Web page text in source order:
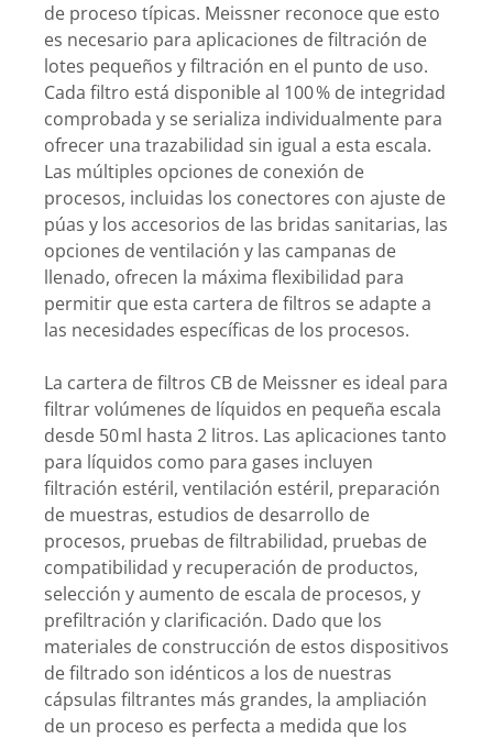
de proceso típicas. Meissner reconoce que esto
es necesario para aplicaciones de filtración de
lotes pequeños y filtración en el punto de uso.
Cada filtro está disponible al 100 % de integridad
comprobada y se serializa individualmente para
ofrecer una trazabilidad sin igual a esta escala.
Las múltiples opciones de conexión de
procesos, incluidas los conectores con ajuste de
púas y los accesorios de las bridas sanitarias, las
opciones de ventilación y las campanas de
llenado, ofrecen la máxima flexibilidad para
permitir que esta cartera de filtros se adapte a
las necesidades específicas de los procesos.
La cartera de filtros CB de Meissner es ideal para
filtrar volúmenes de líquidos en pequeña escala
desde 50 ml hasta 2 litros. Las aplicaciones tanto
para líquidos como para gases incluyen
filtración estéril, ventilación estéril, preparación
de muestras, estudios de desarrollo de
procesos, pruebas de filtrabilidad, pruebas de
compatibilidad y recuperación de productos,
selección y aumento de escala de procesos, y
prefiltración y clarificación. Dado que los
materiales de construcción de estos dispositivos
de filtrado son idénticos a los de nuestras
cápsulas filtrantes más grandes, la ampliación
de un proceso es perfecta a medida que los